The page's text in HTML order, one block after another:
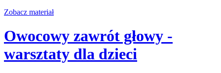
Zobacz materiał
Owocowy zawrót głowy -
warsztaty dla dzieci